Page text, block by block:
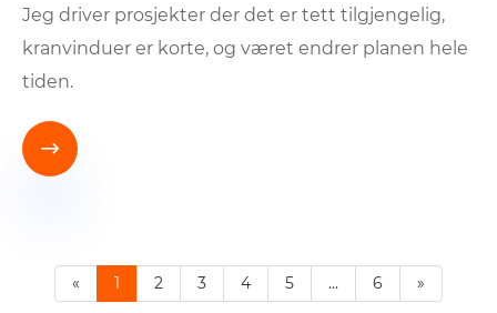
Jeg driver prosjekter der det er tett tilgjengelig,
kranvinduer er korte, og været endrer planen hele
tiden.

« 1 2 3 4 5 ... 6 »